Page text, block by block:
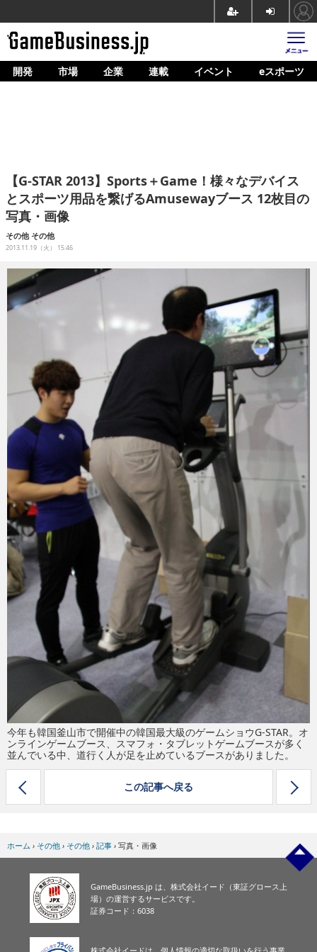
ホーム
企業動向
人材育成
産業政策
連載
イベント/セミナー
開発 市場 企業 連載 イベント eスポーツ
【G-STAR 2013】Sports＋Game！様々なデバイス
とスポーツ用品を繋げるAmusewayブース 12枚目の
写真・画像
その他 その他
2013.11.19（火） 15:46
今年も韓国釜山市で開催中の韓国最大級のゲームショウG-STAR。オ
ンラインゲームブース、スマフォ・タブレットゲームブースが多く
並んでいる中、道行く人が足を止めているブースがありました。
この記事へ戻る
ホーム › その他 › その他 › 記事 › 写真・画像
GameBusiness.jp は、株式会社イード（東証グロース上
場）の運営するサービスです。
証券コード：6038
株式会社イードは、個人情報の適切な取扱いを行う事業